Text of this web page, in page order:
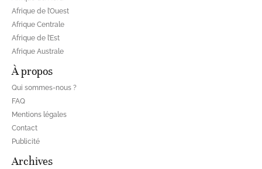
Afrique de l’Ouest
Afrique Centrale
Afrique de l’Est
Afrique Australe
À propos
Qui sommes-nous ?
FAQ
Mentions légales
Contact
Publicité
Archives